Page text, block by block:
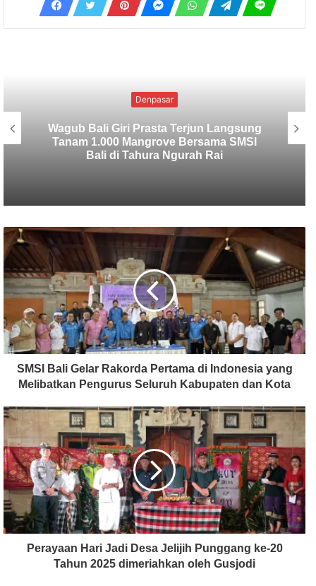
Uncategorized
SMSI Bali Tanam 1.000 Mangrove di
Tahura Ngurah Rai dalam Rangka HPN
2026
SMSI Bali Gelar Rakorda Pertama di Indonesia yang
Melibatkan Pengurus Seluruh Kabupaten dan Kota
Perayaan Hari Jadi Desa Jelijih Punggang ke-20
Tahun 2025 dimeriahkan oleh Gusjodi